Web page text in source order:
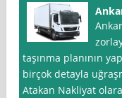
taşınma planının
birçok detayla
Atakan Nakliyat